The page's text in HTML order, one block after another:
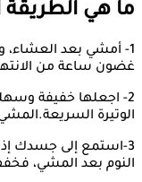
ما هي
1- أمشي بعد
غضون ساعة من
2- اجعلها خفيفة
الوتيرة
3-استمع إلى جسدك
النوم بعد المشي،